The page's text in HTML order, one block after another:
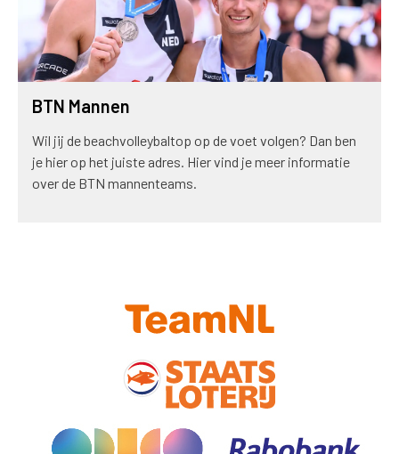
BTN Mannen
Wil jij de beachvolleybaltop op de voet volgen? Dan ben
je hier op het juiste adres. Hier vind je meer informatie
over de BTN mannenteams.